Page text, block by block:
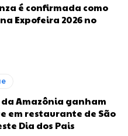
é confirmada como
Expofeira 2026 no
da Amazônia ganham
em restaurante de São
Dia dos Pais